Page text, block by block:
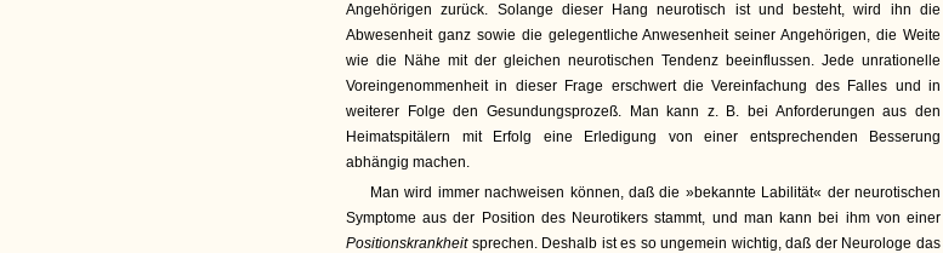
Angehörigen zurück. Solange dieser Hang neurotisch ist und besteht, wird ihn die
Abwesenheit ganz sowie die gelegentliche Anwesenheit seiner Angehörigen, die Weite
wie die Nähe mit der gleichen neurotischen Tendenz beeinflussen. Jede unrationelle
Voreingenommenheit in dieser Frage erschwert die Vereinfachung des Falles und in
weiterer Folge den Gesundungsprozeß. Man kann z. B. bei Anforderungen aus den
Heimatspitälern mit Erfolg eine Erledigung von einer entsprechenden Besserung
abhängig machen.
Man wird immer nachweisen können, daß die »bekannte Labilität« der neurotischen
Symptome aus der Position des Neurotikers stammt, und man kann bei ihm von einer
Positionskrankheit sprechen. Deshalb ist es so ungemein wichtig, daß der Neurologe das